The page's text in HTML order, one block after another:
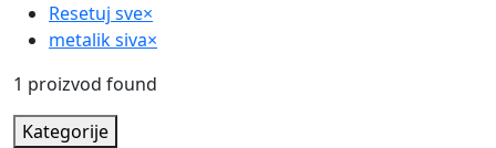
Resetuj sve×
metalik siva×
1 proizvod found
Kategorije